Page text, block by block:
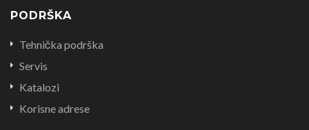
PODRŠKA
Tehnička podrška
Servis
Katalozi
Korisne adrese